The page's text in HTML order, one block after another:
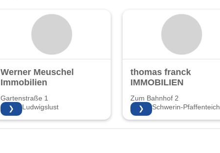
Werner Meuschel
Immobilien
Gartenstraße 1
19288 Ludwigslust
❯
thomas franck
IMMOBILIEN
Zum Bahnhof 2
19055 Schwerin-Pfaffenteich
❯